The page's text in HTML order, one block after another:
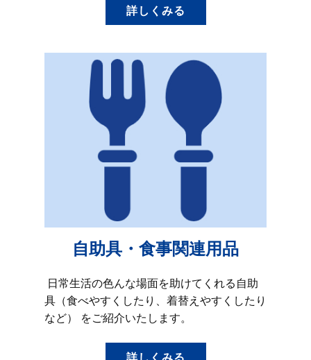
詳しくみる
自助具・食事関連用品
日常生活の色んな場面を助けてくれる自助
具（食べやすくしたり、着替えやすくしたり
など） をご紹介いたします。